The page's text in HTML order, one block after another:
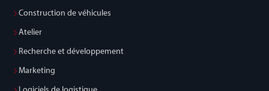
Construction de véhicules
Atelier
Recherche et développement
Marketing